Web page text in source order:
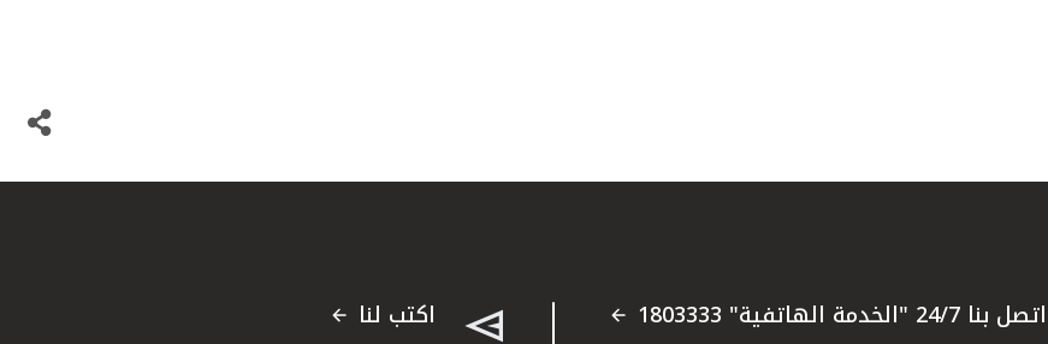
اتصل بنا 24/7 "الخدمة الهاتفية" 1803333 اكتب لنا